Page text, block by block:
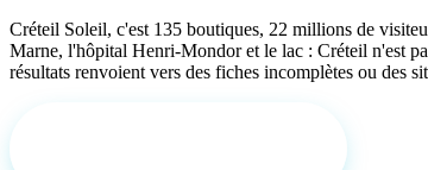
Créteil Soleil, c'est 135 boutiques, 22 millions de
Marne, l'hôpital Henri-Mondor et le lac : Créteil n'est
résultats renvoient vers des fiches incomplètes ou des